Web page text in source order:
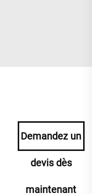
Demandez un
devis dès
maintenant